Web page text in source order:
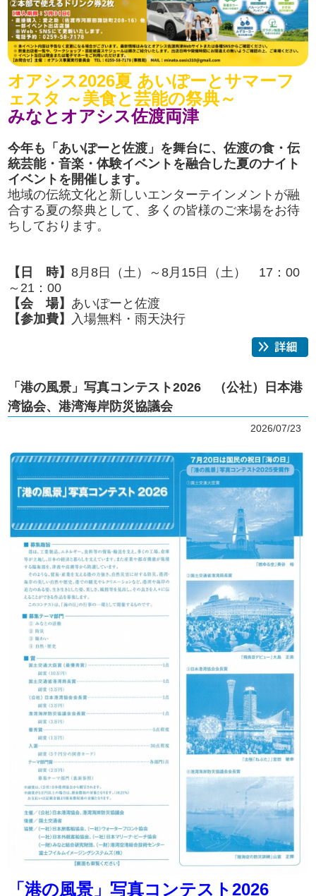
オアシス2026夏 あいぽーとサマーフ
ェスタ ～美食と芸能の祭典～
みなとオアシス佐渡両津
今年も「あいぽーと佐渡」を舞台に、佐渡の食・伝
統芸能・音楽・体験イベントを融合した夏のナイト
イベントを開催します。
地域の伝統文化と新しいエンターテインメントが融
合する夏の祭典として、多くの皆様のご来場をお待
ちしております。
【日 時】8月8日（土）～8月15日（土）
17：00
～21：00
【会 場】 あいぽーと佐渡
【参加費】 入場無料・雨天決行
「港の風景」写真コンテスト2026 （公社）日本港
湾協会、港湾海岸防災協議会
2026/07/23
「港の風景」写真コンテスト2026